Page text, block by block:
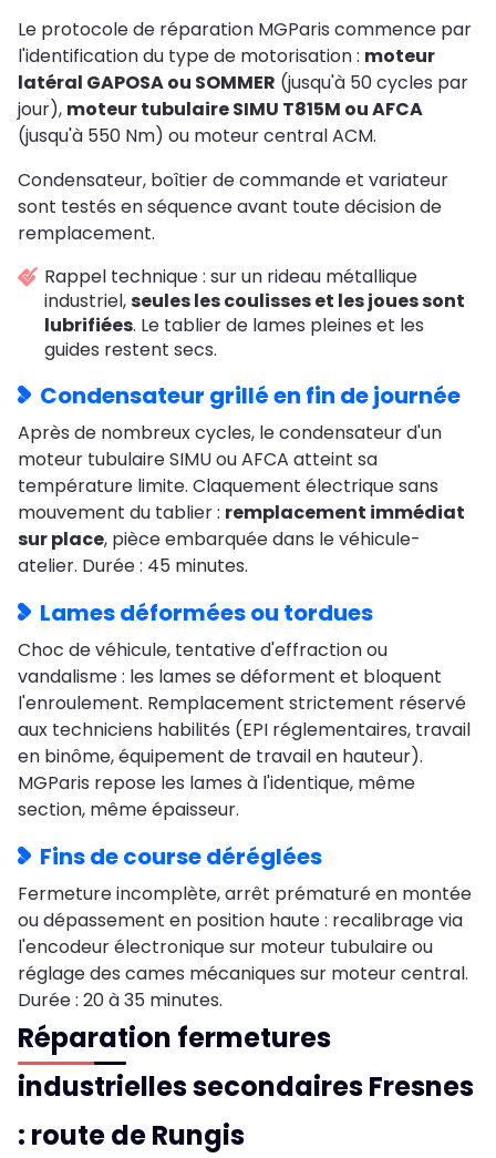
Le protocole de réparation MGParis commence par
l'identification du type de motorisation : moteur
latéral GAPOSA ou SOMMER (jusqu'à 50 cycles par
jour), moteur tubulaire SIMU T815M ou AFCA
(jusqu'à 550 Nm) ou moteur central ACM.
Condensateur, boîtier de commande et variateur
sont testés en séquence avant toute décision de
remplacement.
Rappel technique : sur un rideau métallique
industriel,seules les coulisses et les joues sont
lubrifiées. Le tablier de lames pleines et les
guides restent secs.
Condensateur grillé en fin de journée
Après de nombreux cycles, le condensateur d'un
moteur tubulaire SIMU ou AFCA atteint sa
température limite. Claquement électrique sans
mouvement du tablier : remplacement immédiat
sur place, pièce embarquée dans le véhicule-
atelier. Durée : 45 minutes.
Lames déformées ou tordues
Choc de véhicule, tentative d'effraction ou
vandalisme : les lames se déforment et bloquent
l'enroulement. Remplacement strictement réservé
aux techniciens habilités (EPI réglementaires, travail
en binôme, équipement de travail en hauteur).
MGParis repose les lames à l'identique, même
section, même épaisseur.
Fins de course déréglées
Fermeture incomplète, arrêt prématuré en montée
ou dépassement en position haute : recalibrage via
l'encodeur électronique sur moteur tubulaire ou
réglage des cames mécaniques sur moteur central.
Durée : 20 à 35 minutes.
Réparation fermetures
industrielles secondaires Fresnes
: route de Rungis